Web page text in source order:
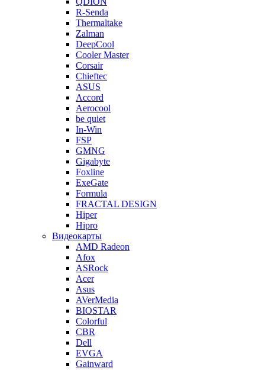
R-Senda
Thermaltake
Zalman
DeepCool
Cooler Master
Corsair
Chieftec
ASUS
Accord
Aerocool
be quiet
In-Win
FSP
GMNG
Gigabyte
Foxline
ExeGate
Formula
FRACTAL DESIGN
Hiper
Hipro
Видеокарты
AMD Radeon
Afox
ASRock
Acer
Asus
AVerMedia
BIOSTAR
Colorful
CBR
Dell
EVGA
Gainward